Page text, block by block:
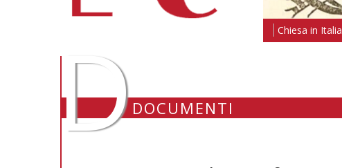
Chiesa in Italia
DDOCUMENTI